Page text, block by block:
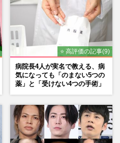
⭐ 高評価の記事(9)
病院長4人が実名で教える、病
気になっても「のまない5つの
薬」と「受けない4つの手術」